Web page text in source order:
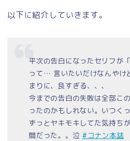
以下に紹介していきます。
平次の告白になったセリフが
って… 言いたいだけなんやけ
まりに、良すぎる、、、
今までの告白の失敗は全部こ
ったのかもしれない。いつく
ずっとヤキモキしてた気持ち
間だった。。泣 #コナン本誌